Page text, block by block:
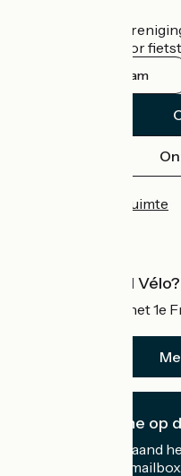
De nationale
officiële gids voor
Instagram
Professionele ruimte
Wat is Accueil Vélo?
Accueil Vélo is het
Ik abonneer me op
Ontvang elke maand
Frankrijk in uw mailbox.